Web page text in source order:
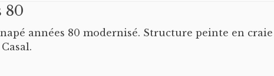
80
années 80 modernisé. Structure peinte en